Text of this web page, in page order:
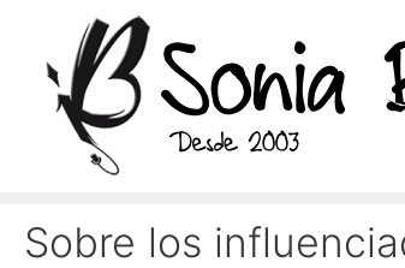
contenido
Sobre los